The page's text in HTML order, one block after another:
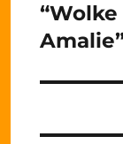
Beitrag:
“Wolke